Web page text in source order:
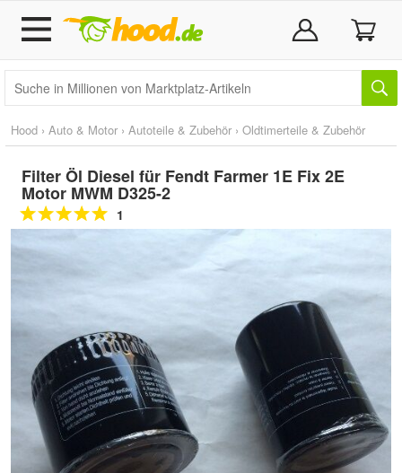
Hood › Auto & Motor › Autoteile & Zubehör › Oldtimerteile & Zubehör
Filter Öl Diesel für Fendt Farmer 1E Fix 2E
Motor MWM D325-2
1